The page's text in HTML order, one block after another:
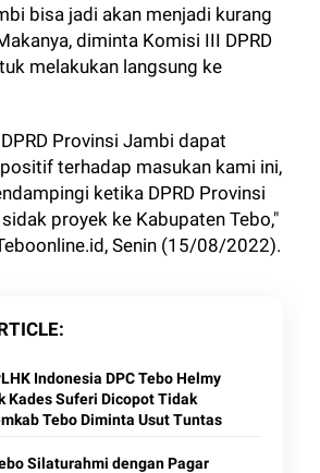
bisa jadi akan menjadi kurang
diminta Komisi III DPRD
melakukan langsung ke
Provinsi Jambi dapat
terhadap masukan kami ini,
ketika DPRD Provinsi
proyek ke Kabupaten Tebo,"
Senin (15/08/2022).
Indonesia DPC Tebo Helmy
Kades Suferi Dicopot Tidak
Tebo Diminta Usut Tuntas
Silaturahmi dengan Pagar